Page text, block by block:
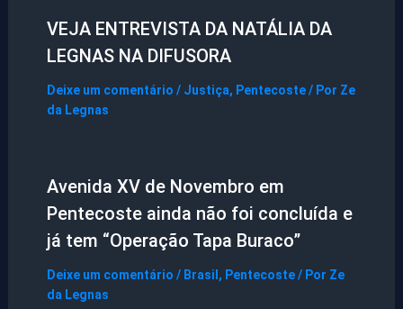
VEJA ENTREVISTA DA NATÁLIA DA
LEGNAS NA DIFUSORA
Deixe um comentário / Justiça, Pentecoste/ Por Ze
da Legnas
Avenida XV de Novembro em
Pentecoste ainda não foi concluída e
já tem “Operação Tapa Buraco”
Deixe um comentário / Brasil, Pentecoste/ Por Ze
da Legnas